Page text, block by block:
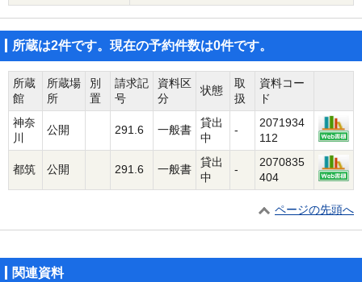
所蔵は2件です。現在の予約件数は0件です。
所蔵
館
所蔵場
所
別
置
請求記
号
資料区
分
状態
取
扱
資料コー
ド
神奈
川
公開 291.6 一般書
貸出
中
-
2071934
112
都筑 公開 291.6 一般書
貸出
中
-
2070835
404
ページの先頭へ
関連資料